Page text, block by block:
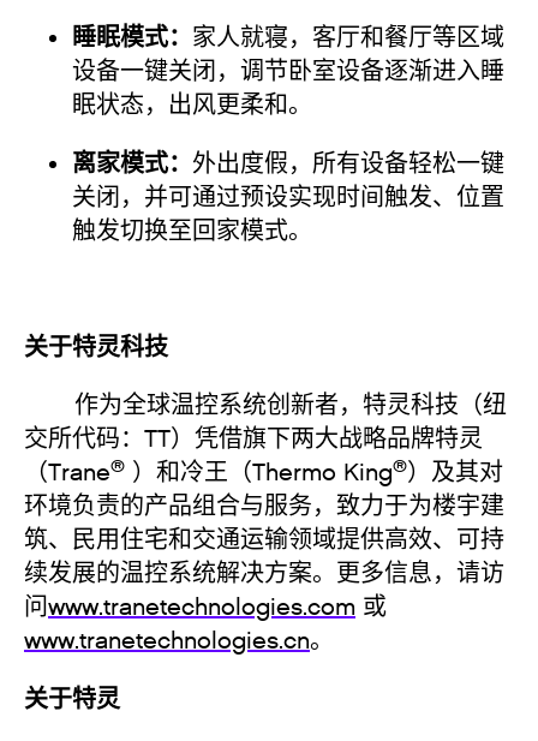
睡眠模式： 家人就寝，客厅和餐厅等区域
设备一键关闭，调节卧室设备逐渐进入睡
眠状态，出风更柔和。
离家模式： 外出度假，所有设备轻松一键
关闭，并可通过预设实现时间触发、位置
触发切换至回家模式。
关于特灵科技
作为全球温控系统创新者，特灵科技（纽
交所代码：TT）凭借旗下两大战略品牌特灵
（Trane® ）和冷王（Thermo King®）及其对
环境负责的产品组合与服务，致力于为楼宇建
筑、民用住宅和交通运输领域提供高效、可持
续发展的温控系统解决方案。更多信息，请访
问www.tranetechnologies.com 或
www.tranetechnologies.cn。
关于特灵